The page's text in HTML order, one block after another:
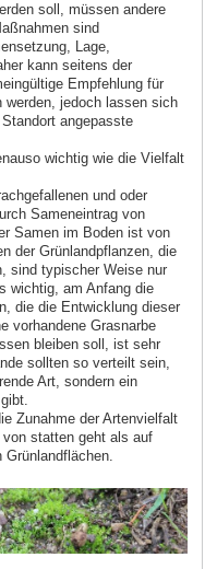
soll, müssen andere
sind
Lage,
kann seitens der
Empfehlung für
werden, jedoch lassen sich
angepasste
wichtig wie die Vielfalt
und oder
Sameneintrag von
Samen im Boden ist von
der Grünlandpflanzen, die
sind typischer Weise nur
wichtig, am Anfang die
die die Entwicklung dieser
vorhandene Grasnarbe
bleiben soll, ist sehr
sollten so verteilt sein,
Art, sondern ein
Zunahme der Artenvielfalt
statten geht als auf